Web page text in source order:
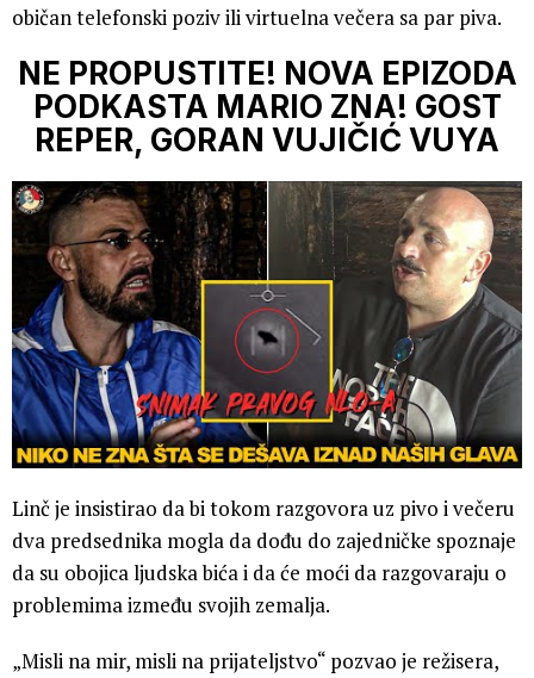
običan telefonski poziv ili virtuelna večera sa par piva.
NE PROPUSTITE! NOVA EPIZODA
PODKASTA MARIO ZNA! GOST
REPER, GORAN VUJIČIĆ VUYA
Linč je insistirao da bi tokom razgovora uz pivo i večeru
dva predsednika mogla da dođu do zajedničke spoznaje
da su obojica ljudska bića i da će moći da razgovaraju o
problemima između svojih zemalja.
„Misli na mir, misli na prijateljstvo“ pozvao je režisera,